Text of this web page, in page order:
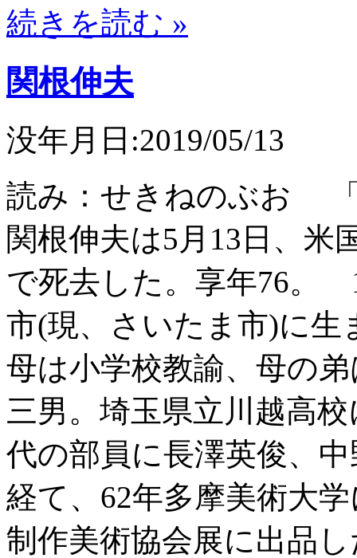
続きを読む »
関根伸夫
没年月日:2019/05/13
読み：せきねのぶお
関根伸夫は5月13日、米
で死去した。享年76。
市(現、さいたま市)に生
母は小学校教諭、母の
三男。埼玉県立川越高
代の部員に長澤英俊、
経て、62年多摩美術大
制作美術協会展に出品